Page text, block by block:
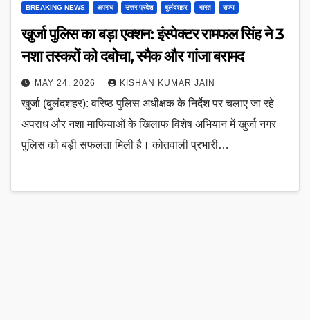
BREAKING NEWS अपराध उत्तर प्रदेश बुलंदशहर भारत राज्य
खुर्जा पुलिस का बड़ा एक्शन: इंस्पेक्टर रामफल सिंह ने 3
नशा तस्करों को दबोचा, स्मैक और गांजा बरामद
MAY 24, 2026 KISHAN KUMAR JAIN
खुर्जा (बुलंदशहर): वरिष्ठ पुलिस अधीक्षक के निर्देश पर चलाए जा रहे
अपराध और नशा माफियाओं के खिलाफ विशेष अभियान में खुर्जा नगर
पुलिस को बड़ी सफलता मिली है। कोतवाली प्रभारी…